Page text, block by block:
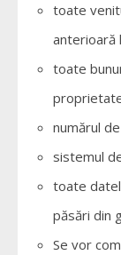
toate
anterioară
toate
numărul
sistemul
toate
păsări din
Se vor